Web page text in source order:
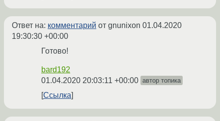
Ответ на: комментарий от gnunixon 01.04.2020
19:30:30 +00:00
Готово!
bard192
01.04.2020 20:03:11 +00:00 автор топика
Ссылка